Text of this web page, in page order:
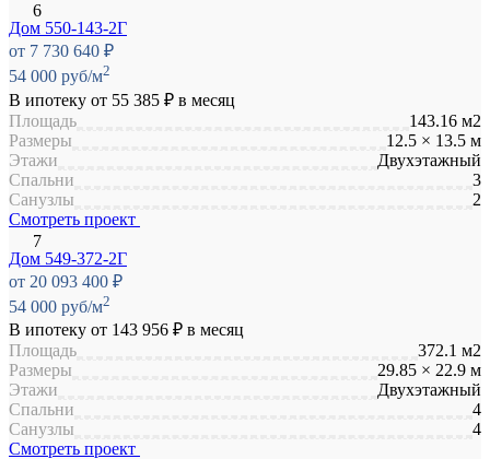
Дом 550-143-2Г
от 7 730 640 ₽
54 000 руб/м2
В ипотеку от 55 385 ₽ в месяц
Площадь
143.16 м2
Размеры
12.5 × 13.5 м
Этажи
Двухэтажный
Спальни
3
Санузлы
2
Смотреть проект
Дом 549-372-2Г
от 20 093 400 ₽
54 000 руб/м2
В ипотеку от 143 956 ₽ в месяц
Площадь
372.1 м2
Размеры
29.85 × 22.9 м
Этажи
Двухэтажный
Спальни
4
Санузлы
4
Смотреть проект